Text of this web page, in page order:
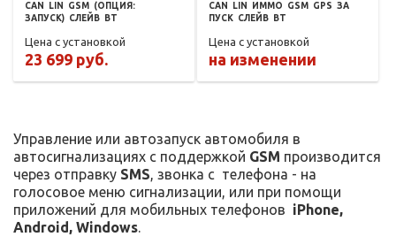
CAN LIN GSM (ОПЦИЯ:
ЗАПУСК) СЛЕЙВ BT
Цена с установкой
23 699 руб.
CAN LIN ИММО GSM GPS ЗА
ПУСК СЛЕЙВ BT
Цена с установкой
на изменении
Управление или автозапуск автомобиля в
автосигнализациях с поддержкой GSM производится
через отправку SMS, звонка с телефона - на
голосовое меню сигнализации, или при помощи
приложений для мобильных телефонов iPhone,
Android, Windows.